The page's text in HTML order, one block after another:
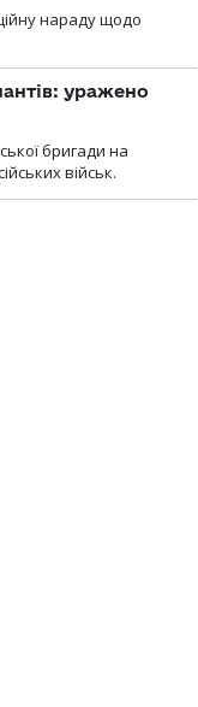
нараду щодо
уражено
бригади на
військ.